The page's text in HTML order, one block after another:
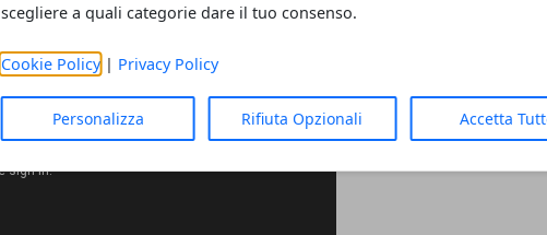
scegliere a quali categorie dare il tuo consenso.
Cookie Policy| Privacy Policy
Personalizza Rifiuta Opzionali Accetta